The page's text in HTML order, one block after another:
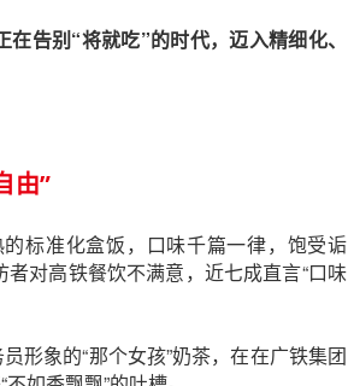
告别“将就吃”的时代，迈入精细化、
由”
标准化盒饭，口味千篇一律，饱受诟
对高铁餐饮不满意，近七成直言“口味
形象的“那个女孩”奶茶，在在广铁集团